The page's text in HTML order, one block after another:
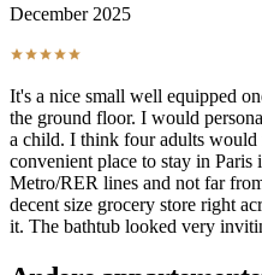
December 2025
It's a nice small well equipped
the ground floor. I would
a child. I think four adults
convenient place to stay in
Metro/RER lines and not far
decent size grocery store right
it. The bathtub looked very